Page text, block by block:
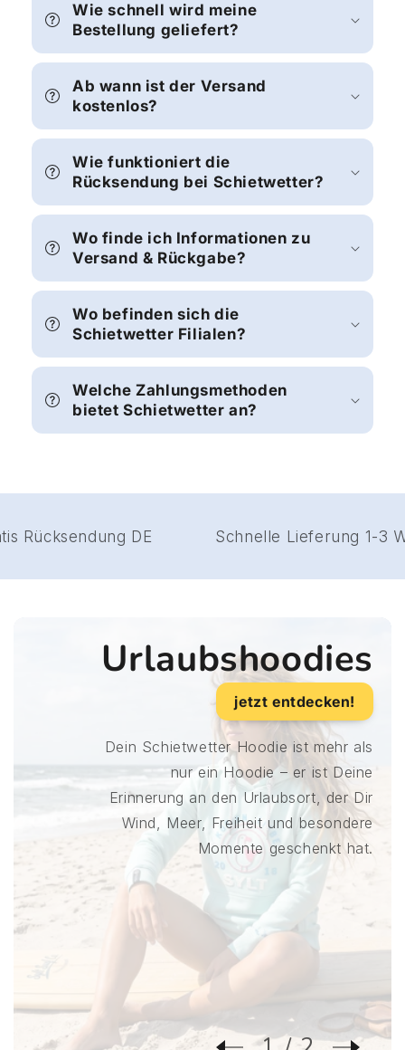
Wie schnell wird meine
Bestellung geliefert?
Ab wann ist der Versand
kostenlos?
Wie funktioniert die
Rücksendung bei Schietwetter?
Wo finde ich Informationen zu
Versand & Rückgabe?
Wo befinden sich die
Schietwetter Filialen?
Welche Zahlungsmethoden
bietet Schietwetter an?
Schnelle Lieferung 1-
Rücksendung DE
Urlaubshoodies
jetzt entdecken!
Dein Schietwetter Hoodie ist mehr als
nur ein Hoodie – er ist Deine
Erinnerung an den Urlaubsort, der Dir
Wind, Meer, Freiheit und besondere
Momente geschenkt hat.